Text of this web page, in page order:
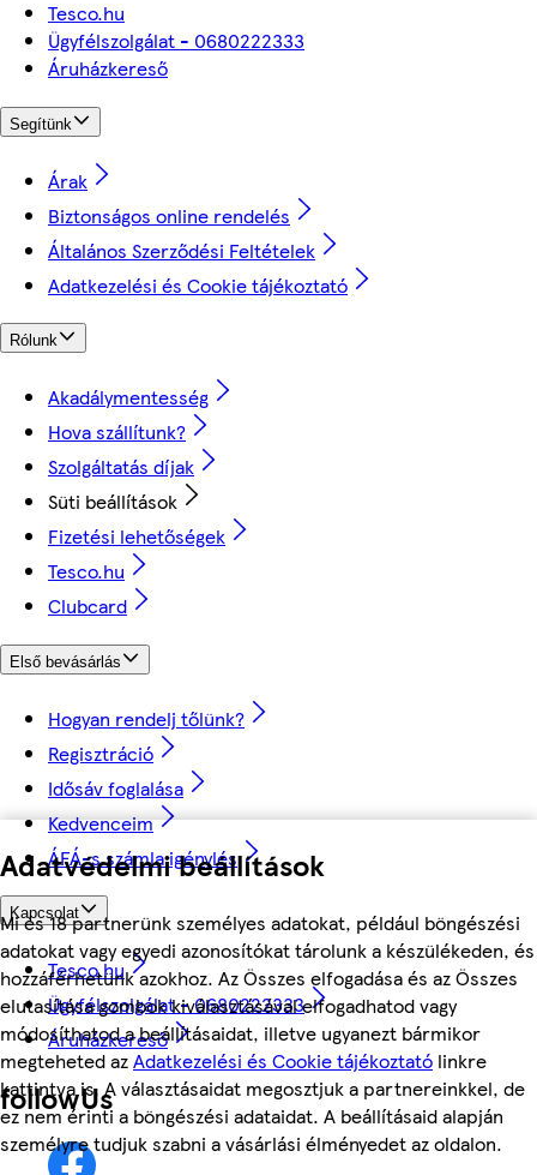
Adatvédelmi beállítások
Mi és 18 partnerünk személyes adatokat, például böngészési
adatokat vagy egyedi azonosítókat tárolunk a készülékeden, és
hozzáférhetünk azokhoz. Az Összes elfogadása és az Összes
elutasítása gombok kiválasztásával elfogadhatod vagy
módosíthatod a beállításaidat, illetve ugyanezt bármikor
megteheted azAdatkezelési és Cookie tájékoztató linkre
kattintva is. A választásaidat megosztjuk a partnereinkkel, de
ez nem érinti a böngészési adataidat. A beállításaid alapján
személyre tudjuk szabni a vásárlási élményedet az oldalon.
Tesco.hu
Ügyfélszolgálat - 0680222333
Áruházkereső
Segítünk
Árak
Biztonságos online rendelés
Általános Szerződési Feltételek
Adatkezelési és Cookie tájékoztató
Rólunk
Akadálymentesség
Hova szállítunk?
Szolgáltatás díjak
Süti beállítások
Fizetési lehetőségek
Tesco.hu
Clubcard
Első bevásárlás
Hogyan rendelj tőlünk?
Regisztráció
Idősáv foglalása
Kedvenceim
ÁFÁ-s számla igénylés
Kapcsolat
Tesco.hu
Ügyfélszolgálat - 0680222333
Áruházkereső
followUs